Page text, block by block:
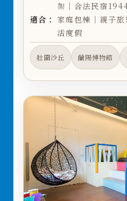
架｜合法民宿
適合： 家庭包棟｜親子
活度假
壯圍沙丘 蘭陽博物館